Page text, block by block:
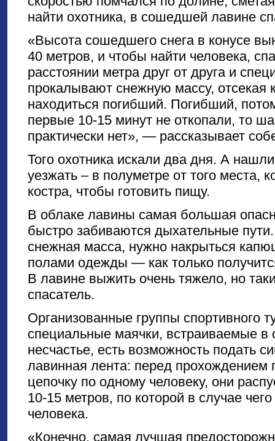
найти охотника, в сошедшей лавине
«Высота сошедшего снега в конусе
40 метров, и чтобы найти человека,
расстоянии метра друг от друга и
прокалывают снежную массу, отсекая
находиться погибший. Погибший,
первые 10-15 минут не откопали, то
практически нет», — рассказывает
Того охотника искали два дня. А
уезжать – в полуметре от того места,
костра, чтобы готовить пищу.
В облаке лавины самая большая
быстро забиваются дыхательные
снежная масса, нужно накрыться
полами одежды — как только
В лавине выжить очень тяжело, но
спасатель.
Организованные группы спортивного
специальные маячки, встраиваемые в
несчастье, есть возможность подать
лавинная лента: перед прохождением
цепочку по одному человеку, они
10-15 метров, по которой в случае
человека.
«Конечно, самая лучшая